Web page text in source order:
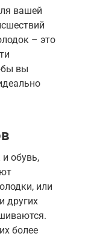
вашей
– это
вы
обувь,
или
других
более